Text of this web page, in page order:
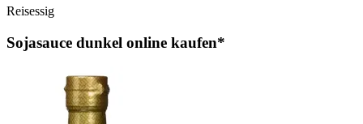
Reisessig
Sojasauce dunkel online kaufen*